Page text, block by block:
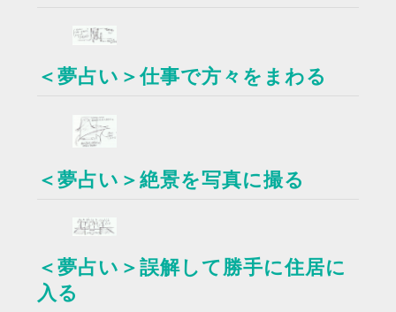
＜夢占い＞仕事で方々をまわる
＜夢占い＞絶景を写真に撮る
＜夢占い＞誤解して勝手に住居に
入る